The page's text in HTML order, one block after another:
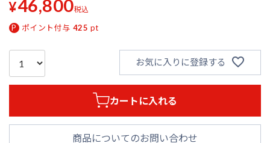
¥46,800税込
ポイント付与 425 pt
お気に入りに登録する
カートに入れる
商品についてのお問い合わせ